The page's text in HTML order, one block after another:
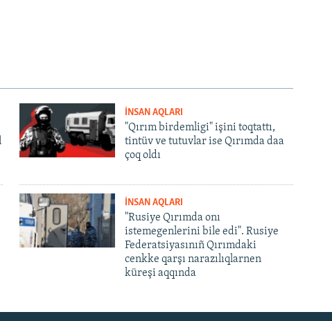
İNSAN AQLARI
"Qırım birdemligi" işini toqtattı,
tintüv ve tutuvlar ise Qırımda daa
çoq oldı
İNSAN AQLARI
"Rusiye Qırımda onı
istemegenlerini bile edi". Rusiye
Federatsiyasınıñ Qırımdaki
cenkke qarşı narazılıqlarnen
küreşi aqqında